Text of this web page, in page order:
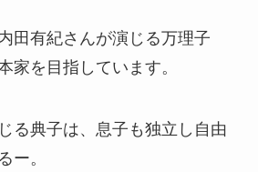
田有紀さんが演じる万理子
家を目指しています。
る典子は、息子も独立し自由
ー。